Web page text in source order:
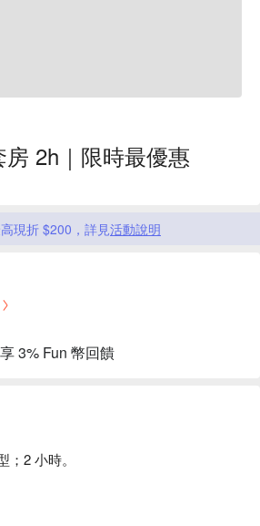
2h｜限時最優惠
現折 $200，詳見活動說明
3% Fun 幣回饋
；2 小時。